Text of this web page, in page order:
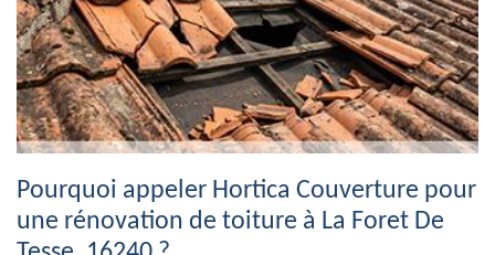
Pourquoi appeler Hortica Couverture pour
une rénovation de toiture à La Foret De